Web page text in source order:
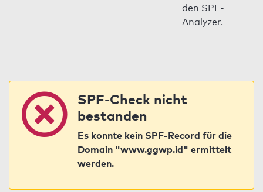
den SPF-
Analyzer.
SPF-Check nicht
bestanden
Es konnte kein SPF-Record für die
Domain "www.ggwp.id" ermittelt
werden.